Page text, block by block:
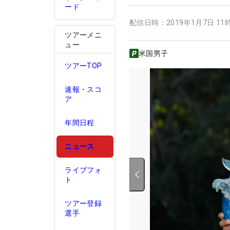
ード
ツアーメニ
ュー
ツアーTOP
速報・スコ
ア
年間日程
ニュース
ライブフォ
ト
ツアー登録
選手
配信日時： 2019年1月7日 11
米国男子